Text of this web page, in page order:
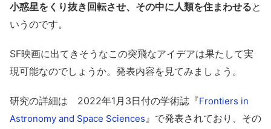
小惑星をくり抜き回転させ、その中に人類を住まわせると
いうのです。
SF映画に出てきそうなこの突飛なアイデアは果たして実
現可能なのでしょうか。発表内容を見てみましょう。
研究の詳細は 2022年1月3日付の学術誌『Frontiers in
Astronomy and Space Sciences』で発表されており、その